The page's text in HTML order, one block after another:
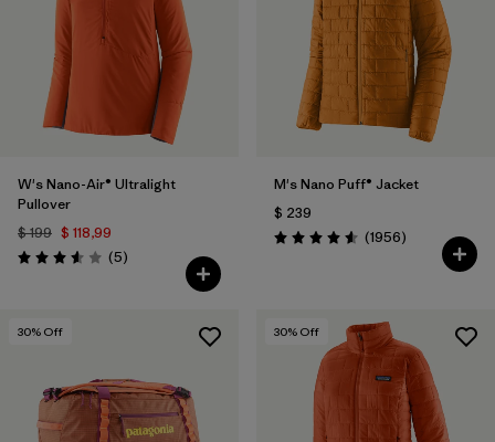
W's Nano-Air® Ultralight
Pullover
$ 199 $ 118,99
Valoración: 3.6 / 5
(5Comentarios
)
M's Nano Puff® Jacket
$ 239
Valoración: 4.6 / 5
(1956Comentarios
)
30% Off 30% Off